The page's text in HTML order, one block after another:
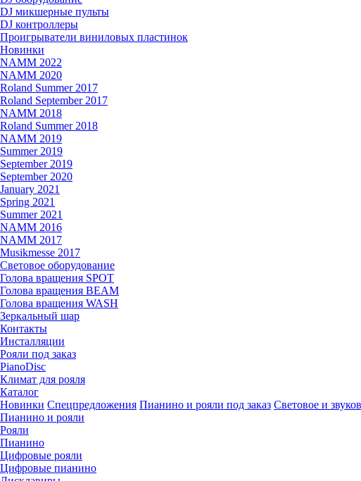
DJ микшерные пульты
DJ контроллеры
Проигрыватели виниловых пластинок
Новинки
NAMM 2022
NAMM 2020
Roland Summer 2017
Roland September 2017
NAMM 2018
Roland Summer 2018
NAMM 2019
Summer 2019
September 2019
September 2020
January 2021
Spring 2021
Summer 2021
NAMM 2016
NAMM 2017
Musikmesse 2017
Световое оборудование
Голова вращения SPOT
Голова вращения BEAM
Голова вращения WASH
Зеркальный шар
Контакты
Инсталляции
Рояли под заказ
PianoDisc
Климат для рояля
Каталог
Новинки Спецпредложения Пианино и рояли под заказ Световое и
Пианино и рояли
Рояли
Пианино
Цифровые рояли
Цифровые пианино